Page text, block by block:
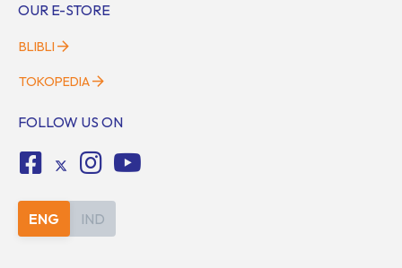
OUR E-STORE
BLIBLI
TOKOPEDIA
FOLLOW US ON
ENG IND